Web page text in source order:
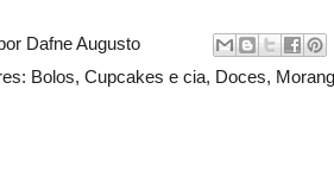
Dafne Augusto
Bolos, Cupcakes e cia, Doces,